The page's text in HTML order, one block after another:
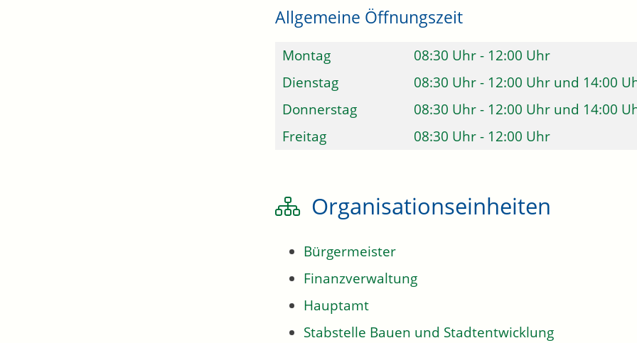
Allgemeine Öffnungszeit
Montag 08:30 Uhr- 12:00 Uhr
Dienstag
08:30 Uhr- 12:00 Uhr und 14:00
Donnerstag
08:30 Uhr- 12:00 Uhr und 14:00
Freitag
08:30 Uhr- 12:00 Uhr
Organisationseinheiten
Bürgermeister
Finanzverwaltung
Hauptamt
Stabstelle Bauen und Stadtentwicklung